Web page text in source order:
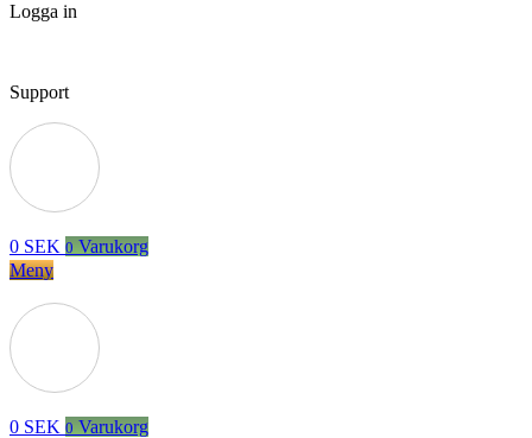
Logga in
Support
0 SEK 0 Varukorg
Meny
0 SEK 0 Varukorg